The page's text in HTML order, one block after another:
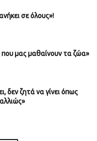
σε όλους»!
που μας μαθαίνουν τα ζώα»
δεν ζητά να γίνει όπως